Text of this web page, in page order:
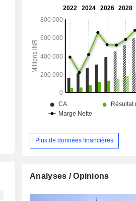
Plus de données financières
Analyses / Opinions